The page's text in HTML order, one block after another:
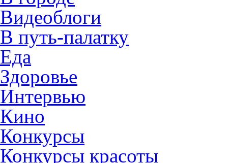
Видеоблоги
В путь-палатку
Еда
Здоровье
Интервью
Кино
Конкурсы
Конкурсы красоты